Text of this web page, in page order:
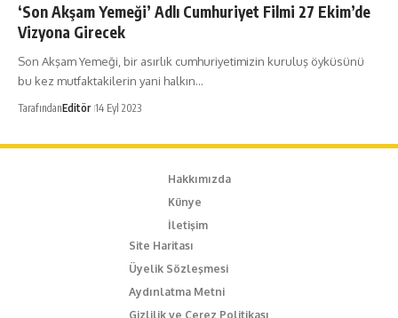
‘Son Akşam Yemeği’ Adlı Cumhuriyet Filmi 27 Ekim’de
Vizyona Girecek
Son Akşam Yemeği, bir asırlık cumhuriyetimizin kuruluş öyküsünü
bu kez mutfaktakilerin yani halkın…
TarafındanEditör 14 Eyl 2023
Hakkımızda
Künye
İletişim
Site Haritası
Üyelik Sözleşmesi
Aydınlatma Metni
Gizlilik ve Çerez Politikası